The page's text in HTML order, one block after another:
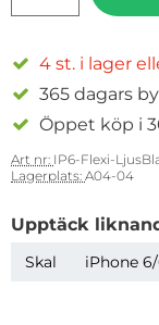
4 st. i lager
365 dagars
Öppet köp i
Art nr: IP6-Flexi-
Lagerplats: A04-04
Upptäck
Skal iPhone